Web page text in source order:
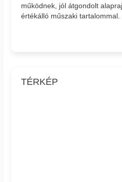
működnek, jól átgondolt
értékálló műszaki tartalommal.
TÉRKÉP